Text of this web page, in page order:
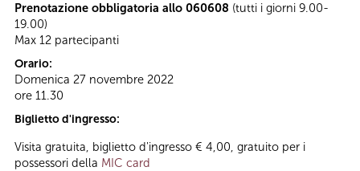
Prenotazione obbligatoria allo 060608 (tutti i giorni 9.00-
19.00)
Max 12 partecipanti
Orario:
Domenica 27 novembre 2022
ore 11.30
Biglietto d'ingresso:
Visita gratuita, biglietto d'ingresso € 4,00, gratuito per i
possessori della MIC card